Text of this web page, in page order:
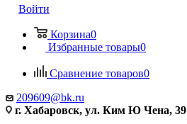
Войти
Корзина0
Избранные товары0
Сравнение товаров0
209609@bk.ru
г. Хабаровск, ул. Ким Ю Чена, 39